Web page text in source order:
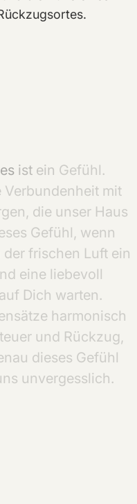
es ist ein Gefühl.
Verbundenheit mit
die unser Haus
Gefühl, wenn
der frischen Luft ein
eine liebevoll
auf Dich warten.
harmonisch
und Rückzug,
dieses Gefühl
unvergesslich.